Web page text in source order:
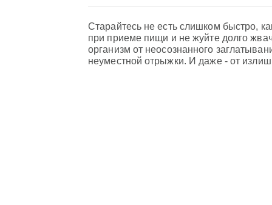
Старайтесь не есть слишком быстро,
при приеме пищи и не жуйте долго
организм от неосознанного
неуместной отрыжки. И даже - от